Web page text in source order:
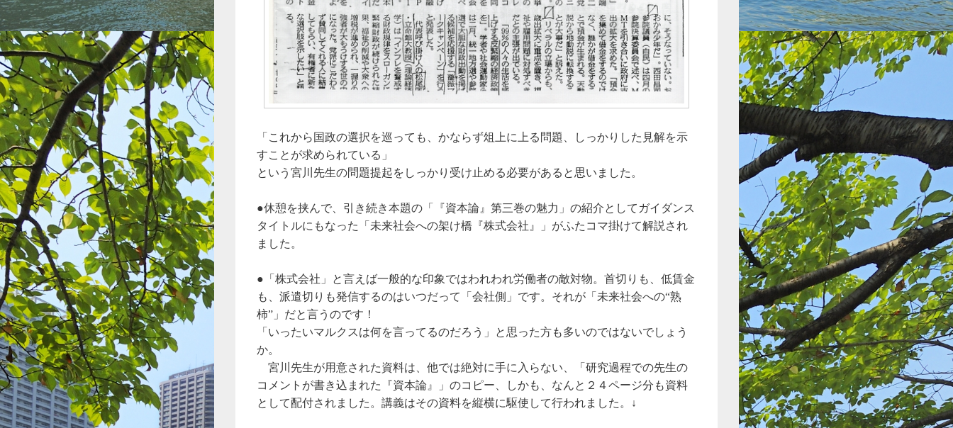
「これから国政の選択を巡っても、かならず俎上に上る問題、しっかりした見解を示
すことが求められている」
という宮川先生の問題提起をしっかり受け止める必要があると思いました。
●休憩を挟んで、引き続き本題の「『資本論』第三巻の魅力」の紹介としてガイダンス
タイトルにもなった「未来社会への架け橋『株式会社』」がふたコマ掛けて解説され
ました。
●「株式会社」と言えば一般的な印象ではわれわれ労働者の敵対物。首切りも、低賃金
も、派遣切りも発信するのはいつだって「会社側」です。それが「未来社会への“熟
柿”」だと言うのです！
「いったいマルクスは何を言ってるのだろう」と思った方も多いのではないでしょう
か。
宮川先生が用意された資料は、他では絶対に手に入らない、「研究過程での先生の
コメントが書き込まれた『資本論』」のコピー、しかも、なんと２４ページ分も資料
として配付されました。講義はその資料を縦横に駆使して行われました。↓